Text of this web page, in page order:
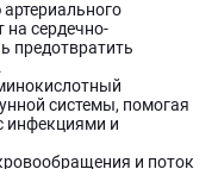
на сердечно-
предотвратить
системы, помогая
инфекциями и
и поток